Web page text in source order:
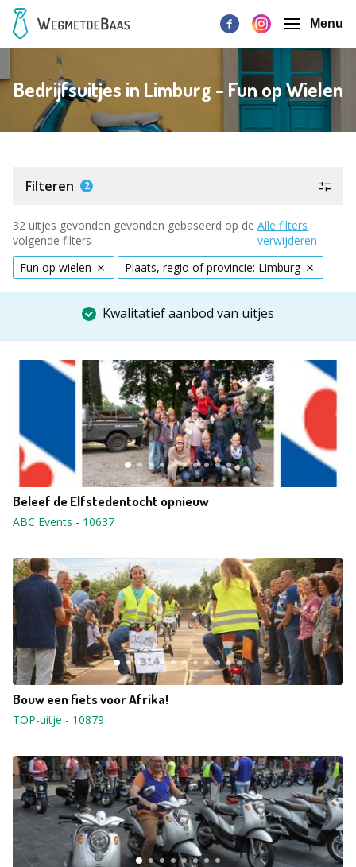
Menu
Bedrijfsuitjes in Limburg - Fun op Wielen
Filteren 2
32 uitjes gevonden gevonden gebaseerd op de
volgende filters
Alle filters
verwijderen
Fun op wielen
Plaats, regio of provincie: Limburg
Kwalitatief aanbod van uitjes
Beleef de Elfstedentocht opnieuw
ABC Events - 10637
Bouw een fiets voor Afrika!
TOP-uitje - 10879